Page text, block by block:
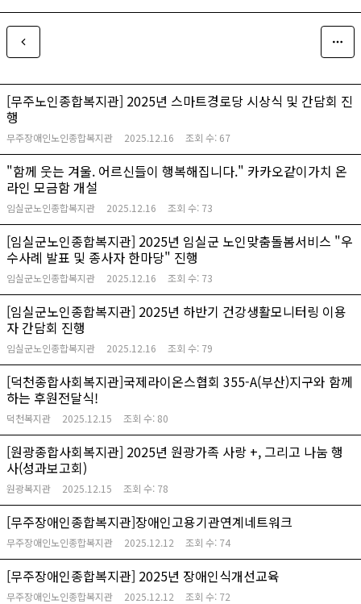
[무주노인종합복지관] 2025년 스마트경로당 시상식 및 간담회 진
행
무주장애인노인종합복지관 2025.12.16 조회 수: 67
"함께 웃는 겨울. 어르신들이 행복해집니다." 카카오같이가치 온
라인 모금함 개설
임실군노인종합복지관 2025.12.16 조회 수: 73
[임실군노인종합복지관] 2025년 임실군 노인맞춤돌봄서비스 "우
수사례 발표 및 종사자 한마당" 진행
임실군노인종합복지관 2025.12.16 조회 수: 73
[임실군노인종합복지관] 2025년 하반기 건강생활모니터링 이용
자 간담회 진행
임실군노인종합복지관 2025.12.16 조회 수: 79
[덕천종합사회복지관]국제라이온스협회 355-A(부산)지구와 함께
하는 후원전달식!
덕천복지관 2025.12.15 조회 수: 80
[원광종합사회복지관] 2025년 원광가족 사랑 +, 그리고 나눔 행
사(성과보고회)
원광복지관 2025.12.15 조회 수: 78
[무주장애인종합복지관]장애인고용기관연계네트워크
무주장애인노인종합복지관 2025.12.12 조회 수: 74
[무주장애인종합복지관] 2025년 장애인식개선교육
무주장애인노인종합복지관 2025.12.12 조회 수: 72